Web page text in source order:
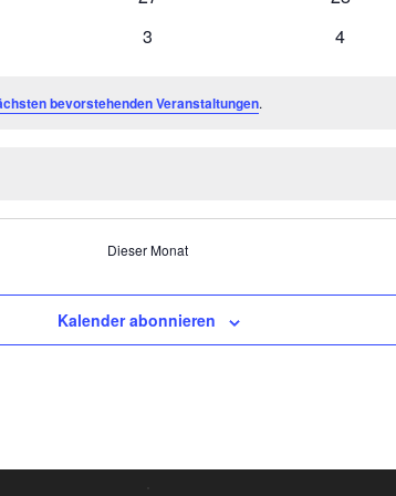
0
3
0
4
bevorstehenden Veranstaltungen.
Dieser Monat
Kalender abonnieren